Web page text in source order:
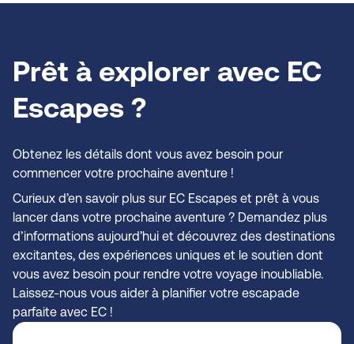
Prêt à explorer avec EC
Escapes ?
Obtenez les détails dont vous avez besoin pour
commencer votre prochaine aventure !
Curieux d’en savoir plus sur EC Escapes et prêt à vous
lancer dans votre prochaine aventure ? Demandez plus
d’informations aujourd’hui et découvrez des destinations
excitantes, des expériences uniques et le soutien dont
vous avez besoin pour rendre votre voyage inoubliable.
Laissez-nous vous aider à planifier votre escapade
parfaite avec EC !